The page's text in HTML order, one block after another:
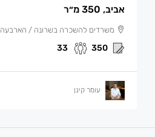
אביב, 350 מ״ר
משרדים להשכרה בשרונה / הארבעה
350
33
עומר קינן